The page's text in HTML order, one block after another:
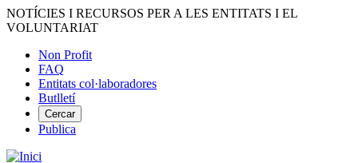
Vés
al
NOTÍCIES I RECURSOS PER A LES ENTITATS I EL
VOLUNTARIAT
Menú
del
compte
d'usuari
Non Profit
FAQ
Entitats col·laboradores
Butlletí
Cercar
Publica